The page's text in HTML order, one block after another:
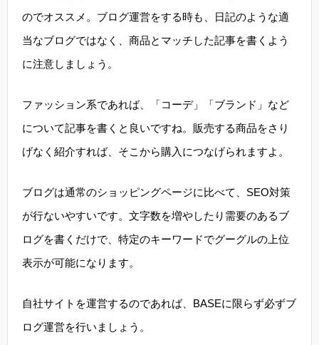
のでオススメ。ブログ運営をする時も、日記のような適
当なブログではなく、商品とマッチした記事を書くよう
に注意しましょう。
ファッション系であれば、「コーデ」「ブランド」など
について記事を書くと良いですね。販売する商品をさり
げなく紹介すれば、そこから購入につなげられますよ。
ブログは通常のショッピングページに比べて、SEO対策
が行ないやすいです。文字数を増やしたり需要のあるブ
ログを書くだけで、特定のキーワードでグーグルの上位
表示が可能になります。
自社サイトを運営するのであれば、BASEに限らず必ずブ
ログ運営を行いましょう。